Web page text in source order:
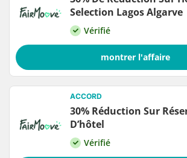
Selection Lagos Algarve
Vérifié
montrer l'affaire
ACCORD
30% Réduction Sur
D’hôtel
Vérifié